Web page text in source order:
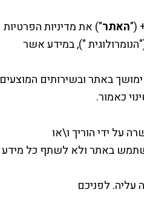
("האתר") את מדיניות הפרטיות
"), במידע אשר
באתר ובשירותים המוצעים
כאמור.
זו אושרה על ידי הוריך ו\או
באתר ולא לשתף כל מידע
עליה. לפניכם